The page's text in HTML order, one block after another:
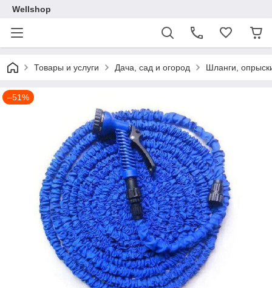
Wellshop
Товары и услуги Дача, сад и огород Шланги,
–51%